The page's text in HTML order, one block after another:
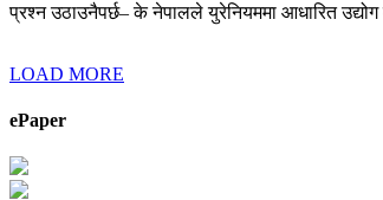
प्रश्न उठाउनैपर्छ– के नेपालले युरेनियममा आधारित
LOAD MORE
ePaper